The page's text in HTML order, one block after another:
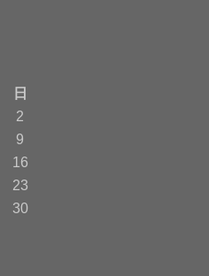
日
2
9
16
23
30